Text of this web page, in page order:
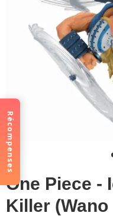
One Piece -
Killer
Récompenses